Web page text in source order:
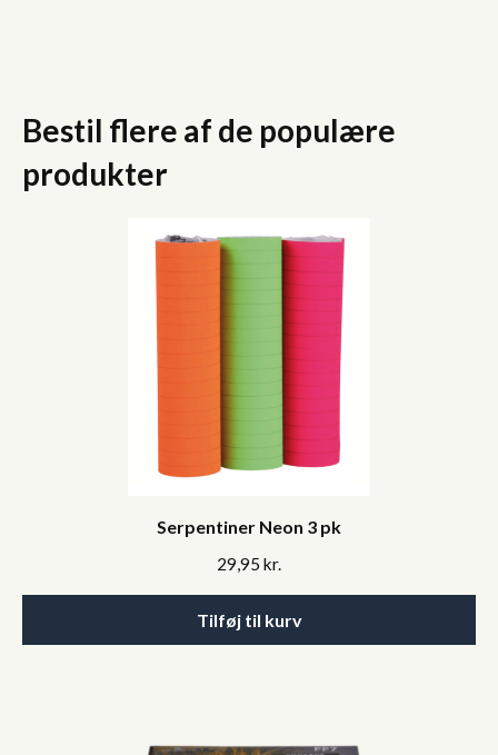
Bestil flere af de populære
produkter
Serpentiner Neon 3 pk
29,95 kr.
Tilføj til kurv